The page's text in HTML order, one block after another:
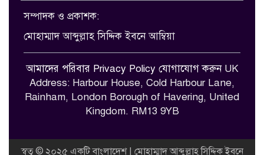
সম্পাদক ও প্রকাশক:
মোহাম্মাদ আব্দুল্লাহ সিদ্দিক ইবনে আম্বিয়া
আমাদের পরিবার Privacy Policy যোগাযোগ করুনUK
Address: Harbour House, Cold Harbour Lane,
Rainham, London Borough of Havering, United
Kingdom. RM13 9YB
স্বত্ব © ২০২৫ একটি বাংলাদেশ | মোহাম্মাদ আব্দুল্লাহ সিদ্দিক ইবনে